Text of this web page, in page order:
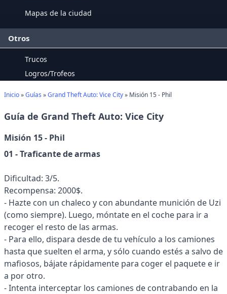
Mapas de la ciudad
Otros
Trucos
Logros/Trofeos
Inicio»Guías »Grand Theft Auto: Vice City» Misión 15 - Phil
Guía de Grand Theft Auto: Vice City
Misión 15 - Phil
01 - Traficante de armas
Dificultad: 3/5.
Recompensa: 2000$.
- Hazte con un chaleco y con abundante munición de Uzi
(como siempre). Luego, móntate en el coche para ir a
recoger el resto de las armas.
- Para ello, dispara desde de tu vehículo a los camiones
hasta que suelten el arma, y sólo cuando estés a salvo de
mafiosos, bájate rápidamente para coger el paquete e ir
a por otro.
- Intenta interceptar los camiones de contrabando en la